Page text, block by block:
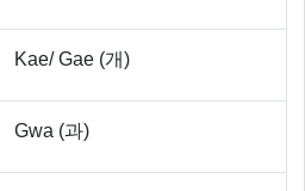
Kae/ Gae (개)
Gwa (과)